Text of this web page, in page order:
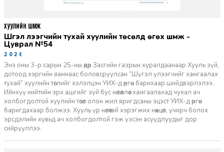
Шүгэл үлээгчийн тухай хуулийн төсөлд өгөх шүүмж -
Цуврал №54
2026-07-27
Энэ оны 3-р сарын 25-ны өдөр Засгийн газрын хуралдаанаар Хууль зүй,
дотоод хэргийн яамнаас боловсруулсан “Шүгэл үлээгчийг хамгаалах
тухай” хуулийн төслийг хэлэлцэн УИХ-д өргөн барихаар шийдвэрлэлээ.
Ийнхүү нийтийн эрх ашгийг зүй бус нөлөөллөөс хамгаалахад чухал ач
холбогдолтой хуулийн төсөл олон жил яригдсаны эцэст УИХ-д өргөн
баригдахаар болжээ. Хууль үр нөлөөтэй хэрэгжих нөхцөл, учирч болох
эрсдэлийн хувьд ач холбогдолтой гэж үзсэн асуудлуудыг дор
сийрүүллээ.
ХУУЛИЙН ШҮҮМЖ